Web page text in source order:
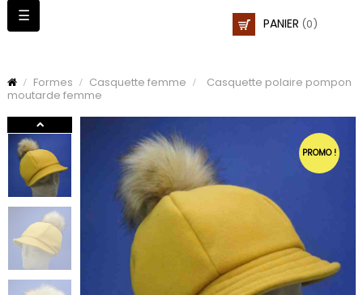
PANIER (0)
Basculer
la
☰
Formes Casquette femme
Casquette polaire pompon
moutarde femme
PROMO !